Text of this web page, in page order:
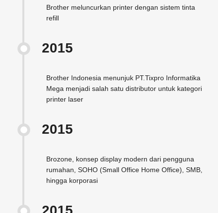
Brother meluncurkan printer dengan sistem tinta
refill
2015
Brother Indonesia menunjuk PT.Tixpro Informatika
Mega menjadi salah satu distributor untuk kategori
printer laser
2015
Brozone, konsep display modern dari pengguna
rumahan, SOHO (Small Office Home Office), SMB,
hingga korporasi